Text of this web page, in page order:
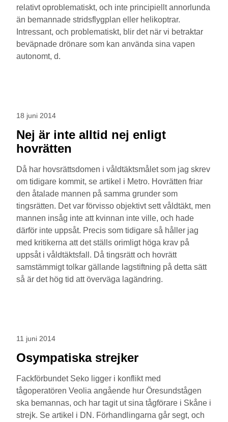
relativt oproblematiskt, och inte principiellt annorlunda
än bemannade stridsflygplan eller helikoptrar.
Intressant, och problematiskt, blir det när vi betraktar
beväpnade drönare som kan använda sina vapen
autonomt, d.
18 juni 2014
Nej är inte alltid nej enligt
hovrätten
Då har hovsrättsdomen i våldtäktsmålet som jag skrev
om tidigare kommit, se artikel i Metro. Hovrätten friar
den åtalade mannen på samma grunder som
tingsrätten. Det var förvisso objektivt sett våldtäkt, men
mannen insåg inte att kvinnan inte ville, och hade
därför inte uppsåt. Precis som tidigare så håller jag
med kritikerna att det ställs orimligt höga krav på
uppsåt i våldtäktsfall. Då tingsrätt och hovrätt
samstämmigt tolkar gällande lagstiftning på detta sätt
så är det hög tid att överväga lagändring.
11 juni 2014
Osympatiska strejker
Fackförbundet Seko ligger i konflikt med
tågoperatören Veolia angående hur Öresundstågen
ska bemannas, och har tagit ut sina tågförare i Skåne i
strejk. Se artikel i DN. Förhandlingarna går segt, och